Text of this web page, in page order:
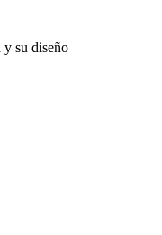
y su diseño